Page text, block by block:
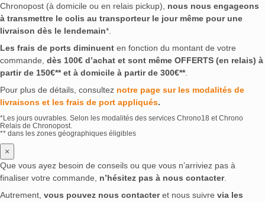
Chronopost (à domicile ou en relais pickup), nous nous engageons
à transmettre le colis au transporteur le jour même pour une
livraison dès le lendemain*.
Les frais de ports diminuent en fonction du montant de votre
commande, dès 100€ d’achat et sont même OFFERTS (en relais) à
partir de 150€** et à domicile à partir de 300€**.
Pour plus de détails, consultez notre page sur les modalités de
livraisons et les frais de port appliqués.
*Les jours ouvrables. Selon les modalités des services Chrono18 et Chrono
Relais de Chronopost.
** dans les zones géographiques éligibles
×
Que vous ayez besoin de conseils ou que vous n’arriviez pas à
finaliser votre commande, n’hésitez pas à nous contacter.
Autrement, vous pouvez nous contacteret nous suivre via les